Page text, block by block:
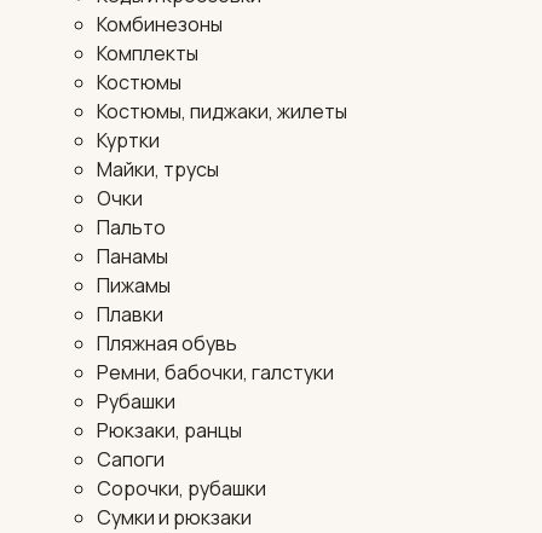
Комбинезоны
Комплекты
Костюмы
Костюмы, пиджаки, жилеты
Куртки
Майки, трусы
Очки
Пальто
Панамы
Пижамы
Плавки
Пляжная обувь
Ремни, бабочки, галстуки
Рубашки
Рюкзаки, ранцы
Сапоги
Сорочки, рубашки
Сумки и рюкзаки